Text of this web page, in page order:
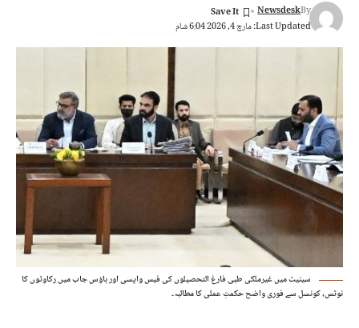
Last Updated: مارچ 4, 2026 6:04 شام
By
Newsdesk
سینیٹ میں غیرملکی طبی فارغ التحصیلوں کی فیس واپسی اور ہاؤس جاب میں رکاوٹوں کا
نوٹس، کونسل سے فوری واضح حکمتِ عملی کا مطالبہ۔